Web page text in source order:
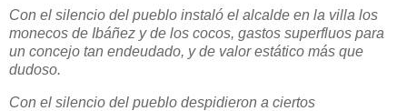
Con el silencio del pueblo instaló el alcalde en la villa los
monecos de Ibáñez y de los cocos, gastos superfluos para
un concejo tan endeudado, y de valor estático más que
dudoso.
Con el silencio del pueblo despidieron a ciertos